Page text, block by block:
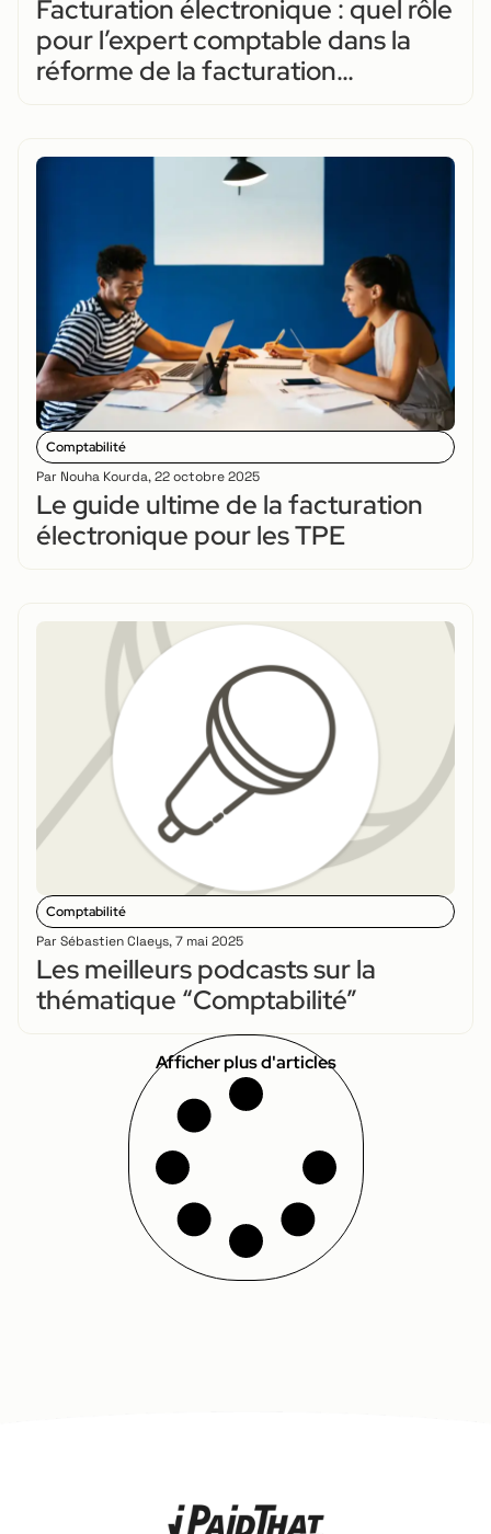
Facturation électronique : quel rôle
pour l’expert comptable dans la
réforme de la facturation
Comptabilité
Par Nouha Kourda,22 octobre 2025
Le guide ultime de la facturation
électronique pour les TPE
Comptabilité
Par Sébastien Claeys,7 mai 2025
Les meilleurs podcasts sur la
thématique “Comptabilité”
Afficher plus d'articles